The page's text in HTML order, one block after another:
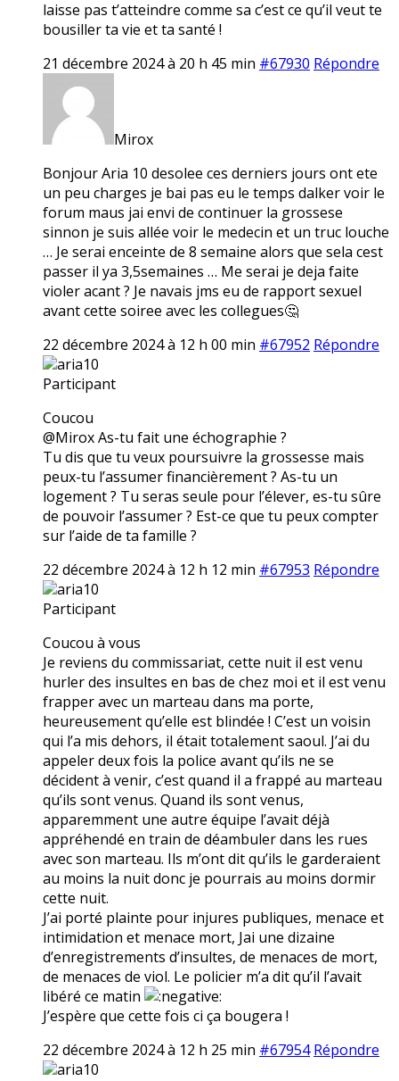
laisse pas t’atteindre comme sa c’est ce qu’il veut te
bousiller ta vie et ta santé !
21 décembre 2024 à 20 h 45 min #67930 Répondre
Mirox
Bonjour Aria 10 desolee ces derniers jours ont ete
un peu charges je bai pas eu le temps dalker voir le
forum maus jai envi de continuer la grossese
sinnon je suis allée voir le medecin et un truc louche
… Je serai enceinte de 8 semaine alors que sela cest
passer il ya 3,5semaines … Me serai je deja faite
violer acant ? Je navais jms eu de rapport sexuel
avant cette soiree avec les collegues🤔
22 décembre 2024 à 12 h 00 min #67952 Répondre
aria10
Participant
Coucou
@Mirox As-tu fait une échographie ?
Tu dis que tu veux poursuivre la grossesse mais
peux-tu l’assumer financièrement ? As-tu un
logement ? Tu seras seule pour l’élever, es-tu sûre
de pouvoir l’assumer ? Est-ce que tu peux compter
sur l’aide de ta famille ?
22 décembre 2024 à 12 h 12 min #67953 Répondre
aria10
Participant
Coucou à vous
Je reviens du commissariat, cette nuit il est venu
hurler des insultes en bas de chez moi et il est venu
frapper avec un marteau dans ma porte,
heureusement qu’elle est blindée ! C’est un voisin
qui l’a mis dehors, il était totalement saoul. J’ai du
appeler deux fois la police avant qu’ils ne se
décident à venir, c’est quand il a frappé au marteau
qu’ils sont venus. Quand ils sont venus,
apparemment une autre équipe l’avait déjà
appréhendé en train de déambuler dans les rues
avec son marteau. Ils m’ont dit qu’ils le garderaient
au moins la nuit donc je pourrais au moins dormir
cette nuit.
J’ai porté plainte pour injures publiques, menace et
intimidation et menace mort, Jai une dizaine
d’enregistrements d’insultes, de menaces de mort,
de menaces de viol. Le policier m’a dit qu’il l’avait
libéré ce matin
J’espère que cette fois ci ça bougera !
22 décembre 2024 à 12 h 25 min #67954 Répondre
aria10